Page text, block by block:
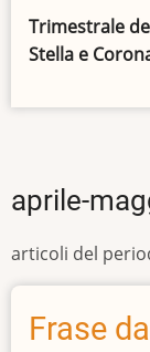
Trimestrale
Stella e
aprile-
articoli del
Frase